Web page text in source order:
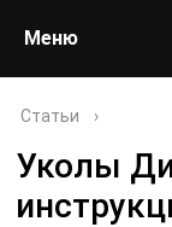
Меню
Статьи ›
Уколы